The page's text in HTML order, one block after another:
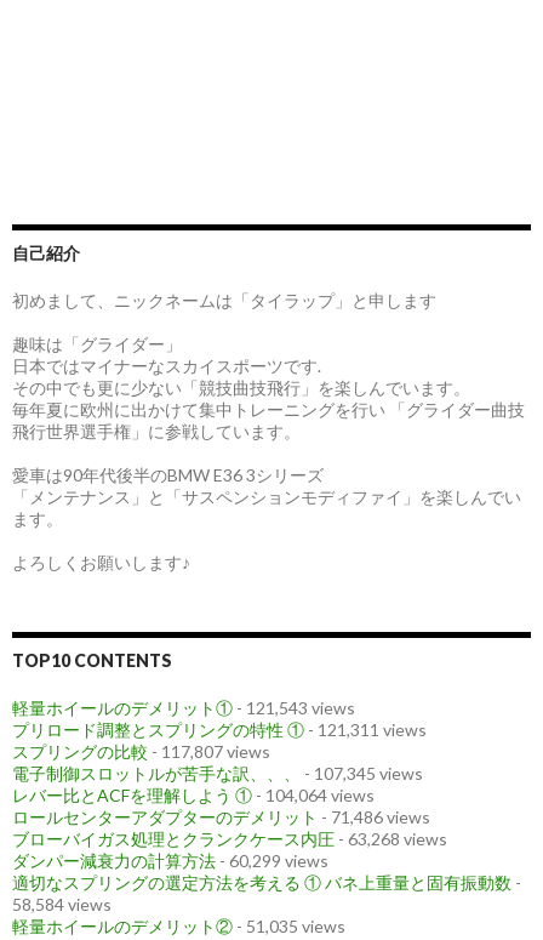
自己紹介
初めまして、ニックネームは「タイラップ」と申します
趣味は「グライダー」
日本ではマイナーなスカイスポーツです.
その中でも更に少ない「競技曲技飛行」を楽しんでいます。
毎年夏に欧州に出かけて集中トレーニングを行い 「グライダー曲技
飛行世界選手権」に参戦しています。
愛車は90年代後半のBMW E36 3シリーズ
「メンテナンス」と「サスペンションモディファイ」を楽しんでい
ます。
よろしくお願いします♪
TOP10 CONTENTS
軽量ホイールのデメリット① - 121,543 views
プリロード調整とスプリングの特性 ① - 121,311 views
スプリングの比較 - 117,807 views
電子制御スロットルが苦手な訳、、、
- 107,345 views
レバー比とACFを理解しよう ① - 104,064 views
ロールセンターアダプターのデメリット - 71,486 views
ブローバイガス処理とクランクケース内圧 - 63,268 views
ダンパー減衰力の計算方法 - 60,299 views
適切なスプリングの選定方法を考える ① バネ上重量と固有振動数 -
58,584 views
軽量ホイールのデメリット② - 51,035 views